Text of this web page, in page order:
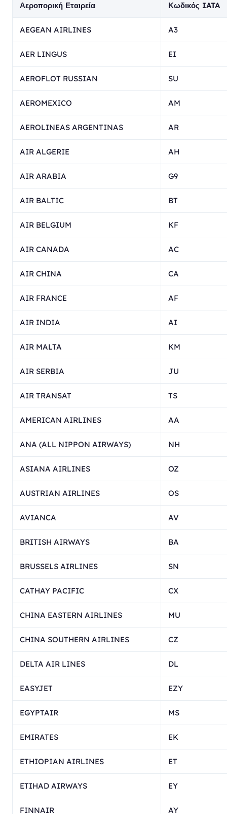
Αεροπορική Εταιρεία Κωδικός IATA
AEGEAN AIRLINES A3
AER LINGUS EI
AEROFLOT RUSSIAN SU
AEROMEXICO AM
AEROLINEAS ARGENTINAS AR
AIR ALGERIE AH
AIR ARABIA G9
AIR BALTIC BT
AIR BELGIUM KF
AIR CANADA AC
AIR CHINA CA
AIR FRANCE AF
AIR INDIA AI
AIR MALTA KM
AIR SERBIA JU
AIR TRANSAT TS
AMERICAN AIRLINES AA
ANA (ALL NIPPON AIRWAYS) NH
ASIANA AIRLINES OZ
AUSTRIAN AIRLINES OS
AVIANCA AV
BRITISH AIRWAYS BA
BRUSSELS AIRLINES SN
CATHAY PACIFIC CX
CHINA EASTERN AIRLINES MU
CHINA SOUTHERN AIRLINES CZ
DELTA AIR LINES DL
EASYJET EZY
EGYPTAIR MS
EMIRATES EK
ETHIOPIAN AIRLINES ET
ETIHAD AIRWAYS EY
FINNAIR AY